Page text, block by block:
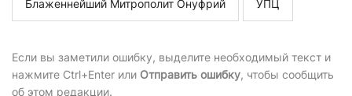
Блаженнейший Митрополит Онуфрий УПЦ
Если вы заметили ошибку, выделите необходимый текст и
нажмите Ctrl+Enter или Отправить ошибку, чтобы сообщить
об этом редакции.